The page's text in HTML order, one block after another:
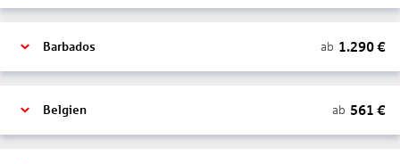
Barbados ab 1.290€
Belgien ab 561 €